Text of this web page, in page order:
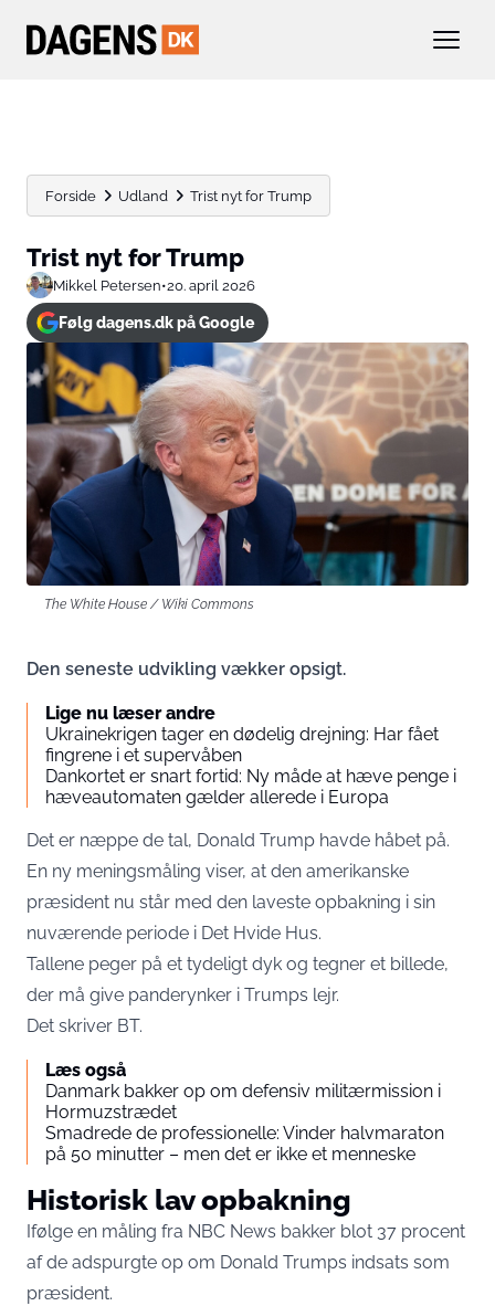
Forside Udland Trist nyt for Trump
Trist nyt for Trump
Mikkel Petersen•20. april 2026
Følg dagens.dk på Google
The White House / Wiki Commons
Den seneste udvikling vækker opsigt.
Lige nu læser andre
Ukrainekrigen tager en dødelig drejning: Har fået
fingrene i et supervåben
Dankortet er snart fortid: Ny måde at hæve penge i
hæveautomaten gælder allerede i Europa
Det er næppe de tal, Donald Trump havde håbet på.
En ny meningsmåling viser, at den amerikanske
præsident nu står med den laveste opbakning i sin
nuværende periode i Det Hvide Hus.
Tallene peger på et tydeligt dyk og tegner et billede,
der må give panderynker i Trumps lejr.
Det skriver BT.
Læs også
Danmark bakker op om defensiv militærmission i
Hormuzstrædet
Smadrede de professionelle: Vinder halvmaraton
på 50 minutter – men det er ikke et menneske
Historisk lav opbakning
Ifølge en måling fra NBC News bakker blot 37 procent
af de adspurgte op om Donald Trumps indsats som
præsident.